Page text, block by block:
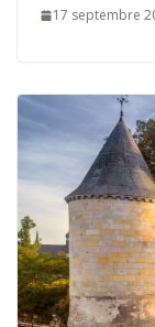
17 septembre